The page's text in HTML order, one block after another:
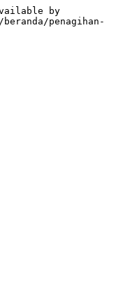
by
penagihan-